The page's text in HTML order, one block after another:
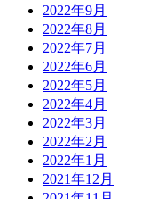
2022年9月
2022年8月
2022年7月
2022年6月
2022年5月
2022年4月
2022年3月
2022年2月
2022年1月
2021年12月